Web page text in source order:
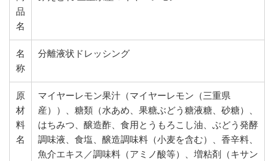
品
名
名
称
分離液状ドレッシング
原
材
料
名
マイヤーレモン果汁（マイヤーレモン（三重県
産））、糖類（水あめ、果糖ぶどう糖液糖、砂糖）、
はちみつ、醸造酢、食用とうもろこし油、ぶどう発酵
調味液、食塩、醸造調味料（小麦を含む）、香辛料、
魚介エキス／調味料（アミノ酸等）、増粘剤（キサン